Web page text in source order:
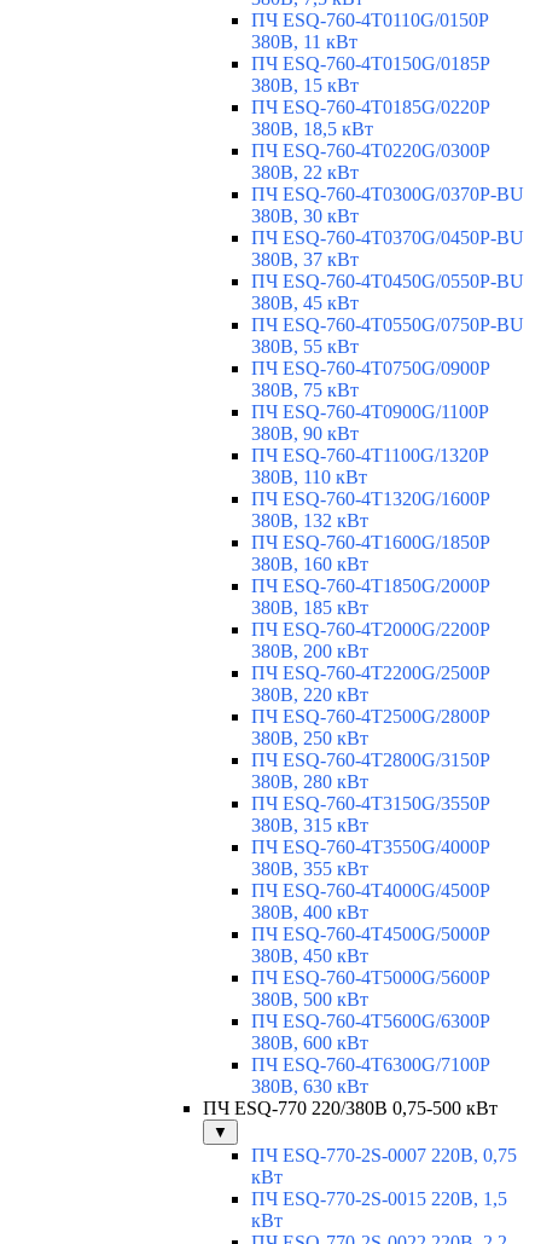
ПЧ ESQ-760-4T0110G/0150P
380В, 11 кВт
ПЧ ESQ-760-4T0150G/0185P
380В, 15 кВт
ПЧ ESQ-760-4T0185G/0220P
380В, 18,5 кВт
ПЧ ESQ-760-4T0220G/0300P
380В, 22 кВт
ПЧ ESQ-760-4T0300G/0370P-BU
380В, 30 кВт
ПЧ ESQ-760-4T0370G/0450P-BU
380В, 37 кВт
ПЧ ESQ-760-4T0450G/0550P-BU
380В, 45 кВт
ПЧ ESQ-760-4T0550G/0750P-BU
380В, 55 кВт
ПЧ ESQ-760-4T0750G/0900P
380В, 75 кВт
ПЧ ESQ-760-4T0900G/1100P
380В, 90 кВт
ПЧ ESQ-760-4T1100G/1320P
380В, 110 кВт
ПЧ ESQ-760-4T1320G/1600P
380В, 132 кВт
ПЧ ESQ-760-4T1600G/1850P
380В, 160 кВт
ПЧ ESQ-760-4T1850G/2000P
380В, 185 кВт
ПЧ ESQ-760-4T2000G/2200P
380В, 200 кВт
ПЧ ESQ-760-4T2200G/2500P
380В, 220 кВт
ПЧ ESQ-760-4T2500G/2800P
380В, 250 кВт
ПЧ ESQ-760-4T2800G/3150P
380В, 280 кВт
ПЧ ESQ-760-4T3150G/3550P
380В, 315 кВт
ПЧ ESQ-760-4T3550G/4000P
380В, 355 кВт
ПЧ ESQ-760-4T4000G/4500P
380В, 400 кВт
ПЧ ESQ-760-4T4500G/5000P
380В, 450 кВт
ПЧ ESQ-760-4T5000G/5600P
380В, 500 кВт
ПЧ ESQ-760-4T5600G/6300P
380В, 600 кВт
ПЧ ESQ-760-4T6300G/7100P
380В, 630 кВт
ПЧ ESQ-770 220/380В 0,75-500 кВт
▼
ПЧ ESQ-770-2S-0007 220В, 0,75
кВт
ПЧ ESQ-770-2S-0015 220В, 1,5
кВт